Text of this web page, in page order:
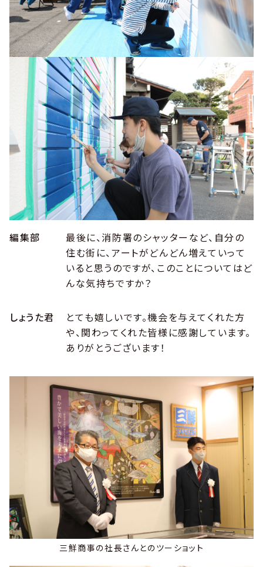
編集部
最後に、消防署のシャッターなど、自分の
住む街に、アートがどんどん増えていって
いると思うのですが、このことについてはど
んな気持ちですか？
しょうた君
とても嬉しいです。機会を与えてくれた方
や、関わってくれた皆様に感謝しています。
ありがとうございます！
三鮮商事の社長さんとのツーショット